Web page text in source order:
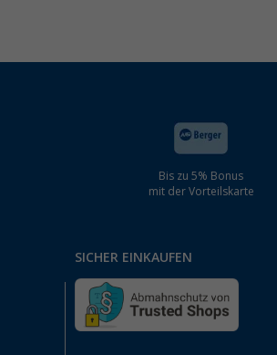
Bis zu 5% Bonus
mit der Vorteilskarte
SICHER EINKAUFEN